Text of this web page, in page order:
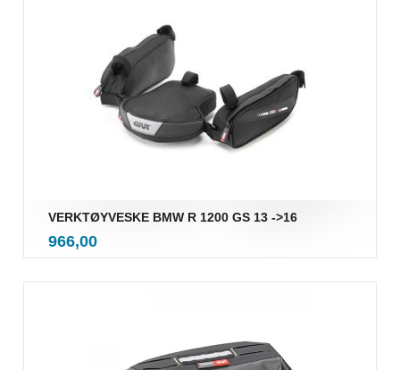
VERKTØYVESKE BMW R 1200 GS 13 ->16
Pris
966,00mva.